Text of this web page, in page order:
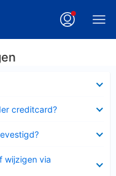
creditcard?
wijzigen via